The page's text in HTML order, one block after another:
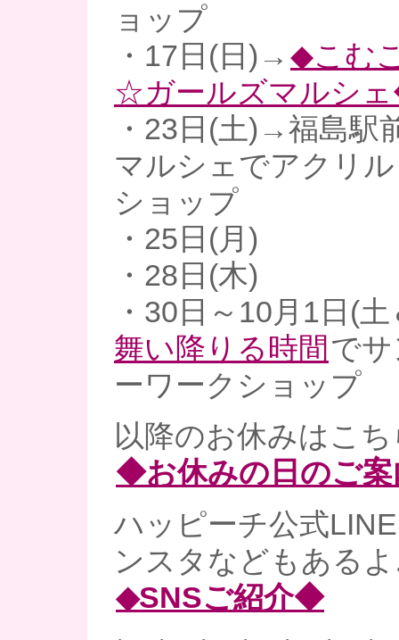
ョップ
・17日(日)→ ◆こむ
☆ガールズマルシ
・23日(土)→福島駅
マルシェでアクリ
ショップ
・25日(月)
・28日(木)
・30日～10月1日(
舞い降りる時間 で
ーワークショップ
以降のお休みはこ
◆お休みの日のご
ハッピーチ公式
ンスタなどもある
◆SNSご紹介◆